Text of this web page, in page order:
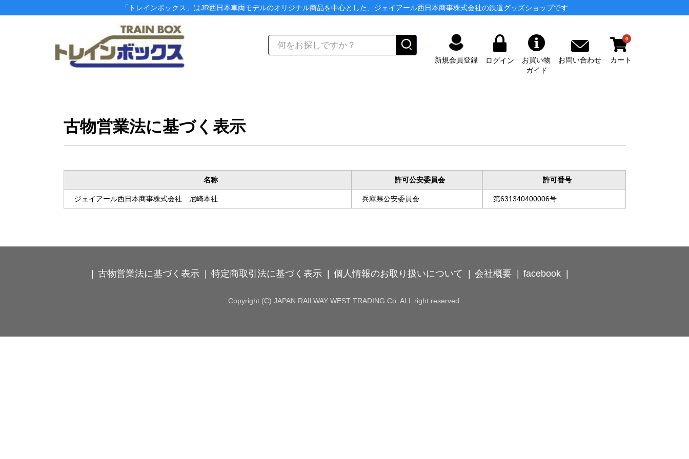
「トレインボックス」はJR西日本車両モデルのオリジナル商品を中心とした、ジェイアール西日本商事株式会社の鉄道グッズショップです
新規会員登録 ログイン
お買い物
ガイド
お問い合わせ
0
カート
古物営業法に基づく表示
名称 許可公安委員会 許可番号
ジェイアール西日本商事株式会社 尼崎本社 兵庫県公安委員会 第631340400006号
古物営業法に基づく表示 特定商取引法に基づく表示 個人情報のお取り扱いについて 会社概要 facebook
Copyright (C) JAPAN RAILWAY WEST TRADING Co. ALL right reserved.